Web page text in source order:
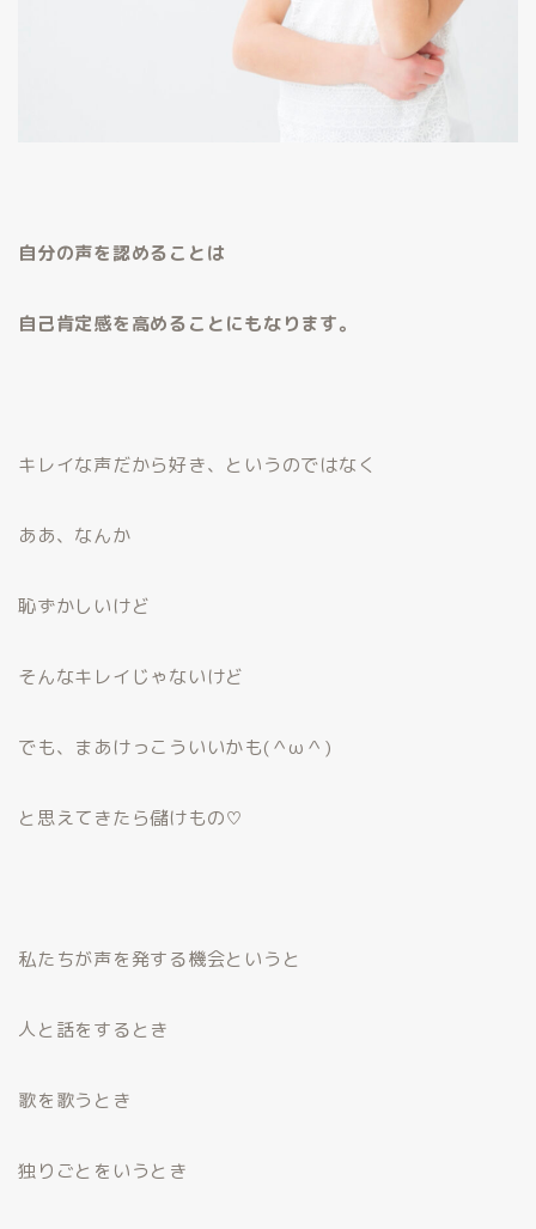
自分の声を認めることは
自己肯定感を高めることにもなります。
キレイな声だから好き、というのではなく
ああ、なんか
恥ずかしいけど
そんなキレイじゃないけど
でも、まあけっこういいかも(＾ω＾)
と思えてきたら儲けもの♡
私たちが声を発する機会というと
人と話をするとき
歌を歌うとき
独りごとをいうとき